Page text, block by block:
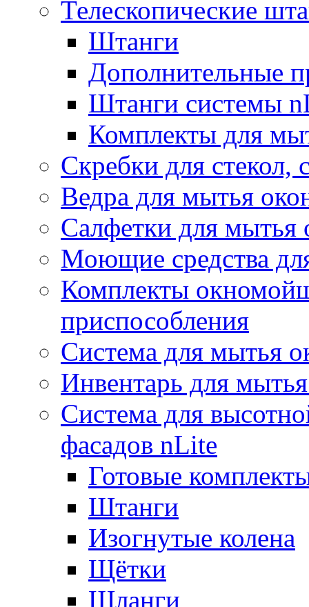
Телескопические
Штанги
Дополнительные
Штанги системы
Комплекты для
Скребки для стекол,
Ведра для мытья
Салфетки для мытья
Моющие средства
Комплекты
приспособления
Система для мытья
Инвентарь для
Система для
фасадов nLite
Готовые
Штанги
Изогнутые колена
Щётки
Шланги